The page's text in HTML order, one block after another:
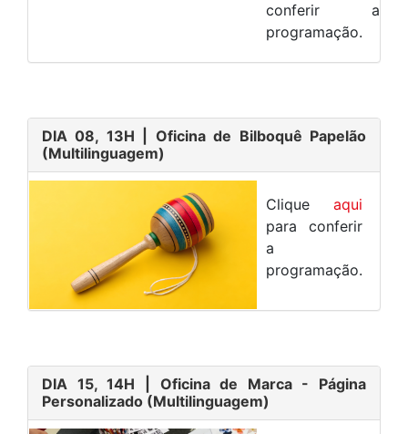
conferir a
programação.
DIA 08, 13H
| Oficina de Bilboquê Papelão
(Multilinguagem)
Clique aqui
para conferir
a
programação.
DIA 15, 14H
| Oficina de Marca - Página
Personalizado (Multilinguagem)